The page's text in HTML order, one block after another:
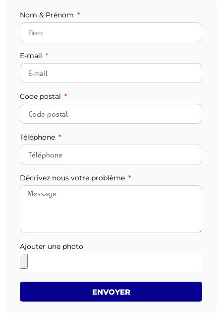
Nom & Prénom
E-mail
Code postal
Téléphone
Décrivez nous votre problème
Ajouter une photo
ENVOYER